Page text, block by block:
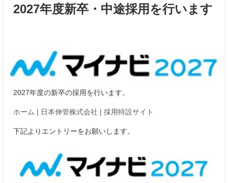
お悩み解決事例
お役立ち情報
Japan English
048-477-7331 受付時間：平日8:30～17:30
2027年度新卒・中途採用を行います
2027年度の新卒の採用を行います。
ホーム | 日本伸管株式会社 | 採用特設サイト
下記よりエントリーをお願いします。